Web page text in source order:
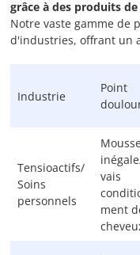
grâce à des produits
Notre vaste gamme de
d'industries, offrant un
Industrie
Point
Tensioactifs/
Soins
personnels
vais
ment